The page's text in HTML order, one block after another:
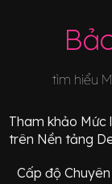
tìm hiểu
Tham khảo Mức
trên Nền tảng
Cấp độ Chuyên